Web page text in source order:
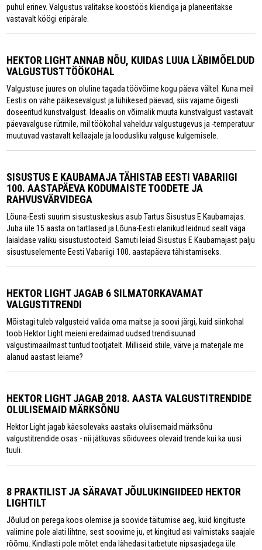
puhul erinev. Valgustus valitakse koostöös kliendiga ja planeeritakse
vastavalt köögi eripärale.
HEKTOR LIGHT ANNAB NÕU, KUIDAS LUUA LÄBIMÕELDUD
VALGUSTUST TÖÖKOHAL
Valgustuse juures on oluline tagada töövõime kogu päeva vältel. Kuna meil
Eestis on vähe päikesevalgust ja lühikesed päevad, siis vajame õigesti
doseeritud kunstvalgust. Ideaalis on võimalik muuta kunstvalgust vastavalt
päevavalguse rütmile, mil töökohal vahelduv valgustugevus ja -temperatuur
muutuvad vastavalt kellaajale ja loodusliku valguse kulgemisele.
SISUSTUS E KAUBAMAJA TÄHISTAB EESTI VABARIIGI
100. AASTAPÄEVA KODUMAISTE TOODETE JA
RAHVUSVÄRVIDEGA
Lõuna-Eesti suurim sisustuskeskus asub Tartus Sisustus E Kaubamajas.
Juba üle 15 aasta on tartlased ja Lõuna-Eesti elanikud leidnud sealt väga
laialdase valiku sisustustooteid. Samuti leiad Sisustus E Kaubamajast palju
sisustuselemente Eesti Vabariigi 100. aastapäeva tähistamiseks.
HEKTOR LIGHT JAGAB 6 SILMATORKAVAMAT
VALGUSTITRENDI
Mõistagi tuleb valgusteid valida oma maitse ja soovi järgi, kuid siinkohal
toob Hektor Light meieni eredaimad uudsed trendisuunad
valgustimaailmast tuntud tootjatelt. Milliseid stiile, värve ja materjale me
alanud aastast leiame?
HEKTOR LIGHT JAGAB 2018. AASTA VALGUSTITRENDIDE
OLULISEMAID MÄRKSÕNU
Hektor Light jagab käesolevaks aastaks olulisemaid märksõnu
valgustitrendide osas - nii jätkuvas sõiduvees olevaid trende kui ka uusi
tuuli.
8 PRAKTILIST JA SÄRAVAT JÕULUKINGIIDEED HEKTOR
LIGHTILT
Jõulud on perega koos olemise ja soovide täitumise aeg, kuid kingituste
valimine pole alati lihtne, sest soovime ju, et kingitud asi valmistaks saajale
rõõmu. Kindlasti pole mõtet enda lähedasi tarbetute nipsasjadega üle